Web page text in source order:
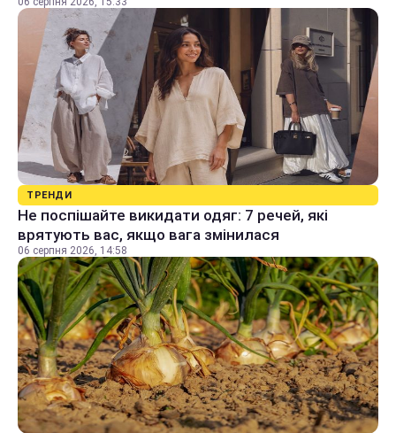
ТРЕНДИ
Не поспішайте викидати одяг: 7 речей, які
врятують вас, якщо вага змінилася
06 серпня 2026, 14:58